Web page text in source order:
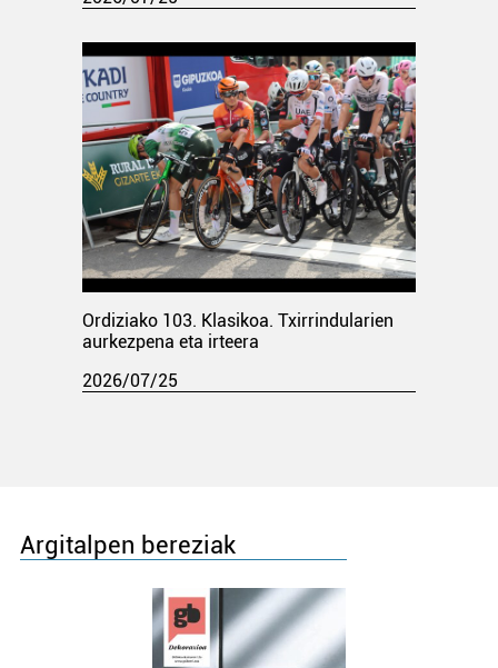
Ordiziako 103. Klasikoa. Txirrindularien
aurkezpena eta irteera
2026/07/25
Argitalpen bereziak